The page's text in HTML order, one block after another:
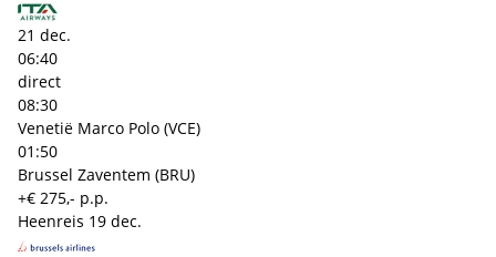
21 dec.
06:40
direct
08:30
Venetië Marco Polo (VCE)
01:50
Brussel Zaventem (BRU)
+€ 275,- p.p.
Heenreis 19 dec.